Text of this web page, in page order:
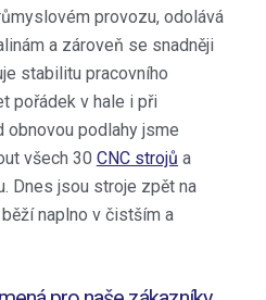
místa
provozu, odolává
a zároveň se snadněji
stabilitu pracovního
pořádek v hale i při
obnovou podlahy jsme
všech 30 CNC strojů a
Dnes jsou stroje zpět na
naplno v čistším a